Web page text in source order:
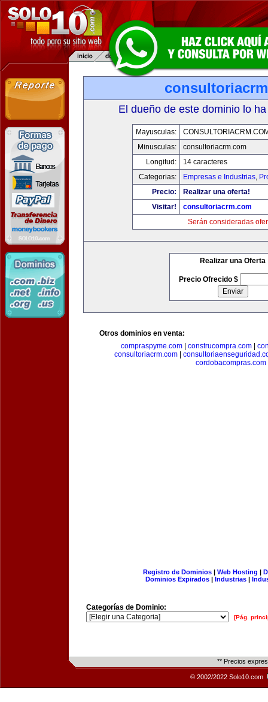
El dueño de este dominio lo
Mayusculas:
Minusculas:
consultoriacrm.com
Longitud:
14 caracteres
Categorias:
Empresas e Industrias,
Precio:
Realizar una oferta!
Visitar!
consultoriacrm.com
Serán consideradas
Realizar una Oferta
Precio Ofrecido $
Otros dominios en venta:
compraspyme.com
construcompra.com
consultoriacrm.com|
cordobacompras.com
Registro de Dominios| Web Hosting |
Dominios Expirados | Industrias |
Categorías de Dominio:
[Pág.
** Precios
© 2002/2022 Solo10.com